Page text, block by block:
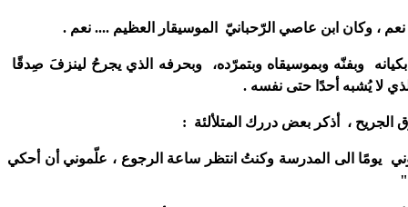
، وكان ابن عاصي الرّحبانيّ الموسيقار العظيم .... نعم .
بكيانه وبفنّه وبموسيقاه وبتمرّده، وبحرفه الذي يجرحُ لينزفَ صِدقًا
لا يُشبه أحدًا حتى نفسه .
الجريح ، أذكر بعض دررك المتلألئة :
يومًا الى المدرسة وكنتُ انتظر ساعة الرجوع ، علّموني أن أحكي
"